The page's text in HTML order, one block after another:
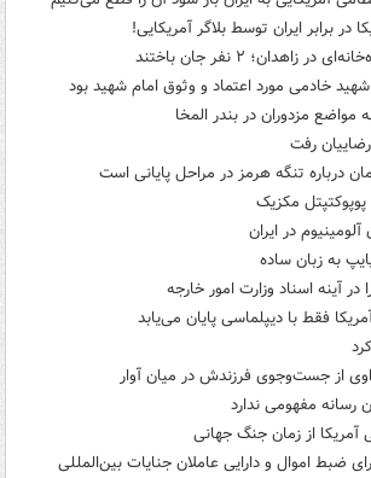
در برابر ایران توسط بلاگر آمریکایی!
۲ نفر جان باختند
خادمی مورد اعتماد و وثوق امام شهید بود
مواضع مزدوران در بندر المخا
رضاییان رفت
درباره تنگه هرمز در مراحل پایانی است
مکزیک
در ایران
به زبان ساده
آینه اسناد وزارت امور خارجه
فقط با دیپلماسی پایان می‌یابد
از جست‌وجوی فرزندش در میان آوار
رسانه مفهومی ندارد
از زمان جنگ جهانی
ضبط اموال و دارایی عاملان جنایات بین‌المللی